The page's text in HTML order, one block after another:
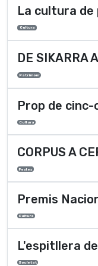
La cultura de
Cultura
DE
Patrimoni
Prop de
Cultura
CORPUS A
Festes
Premis
Cultura
L'espitllera
Societat